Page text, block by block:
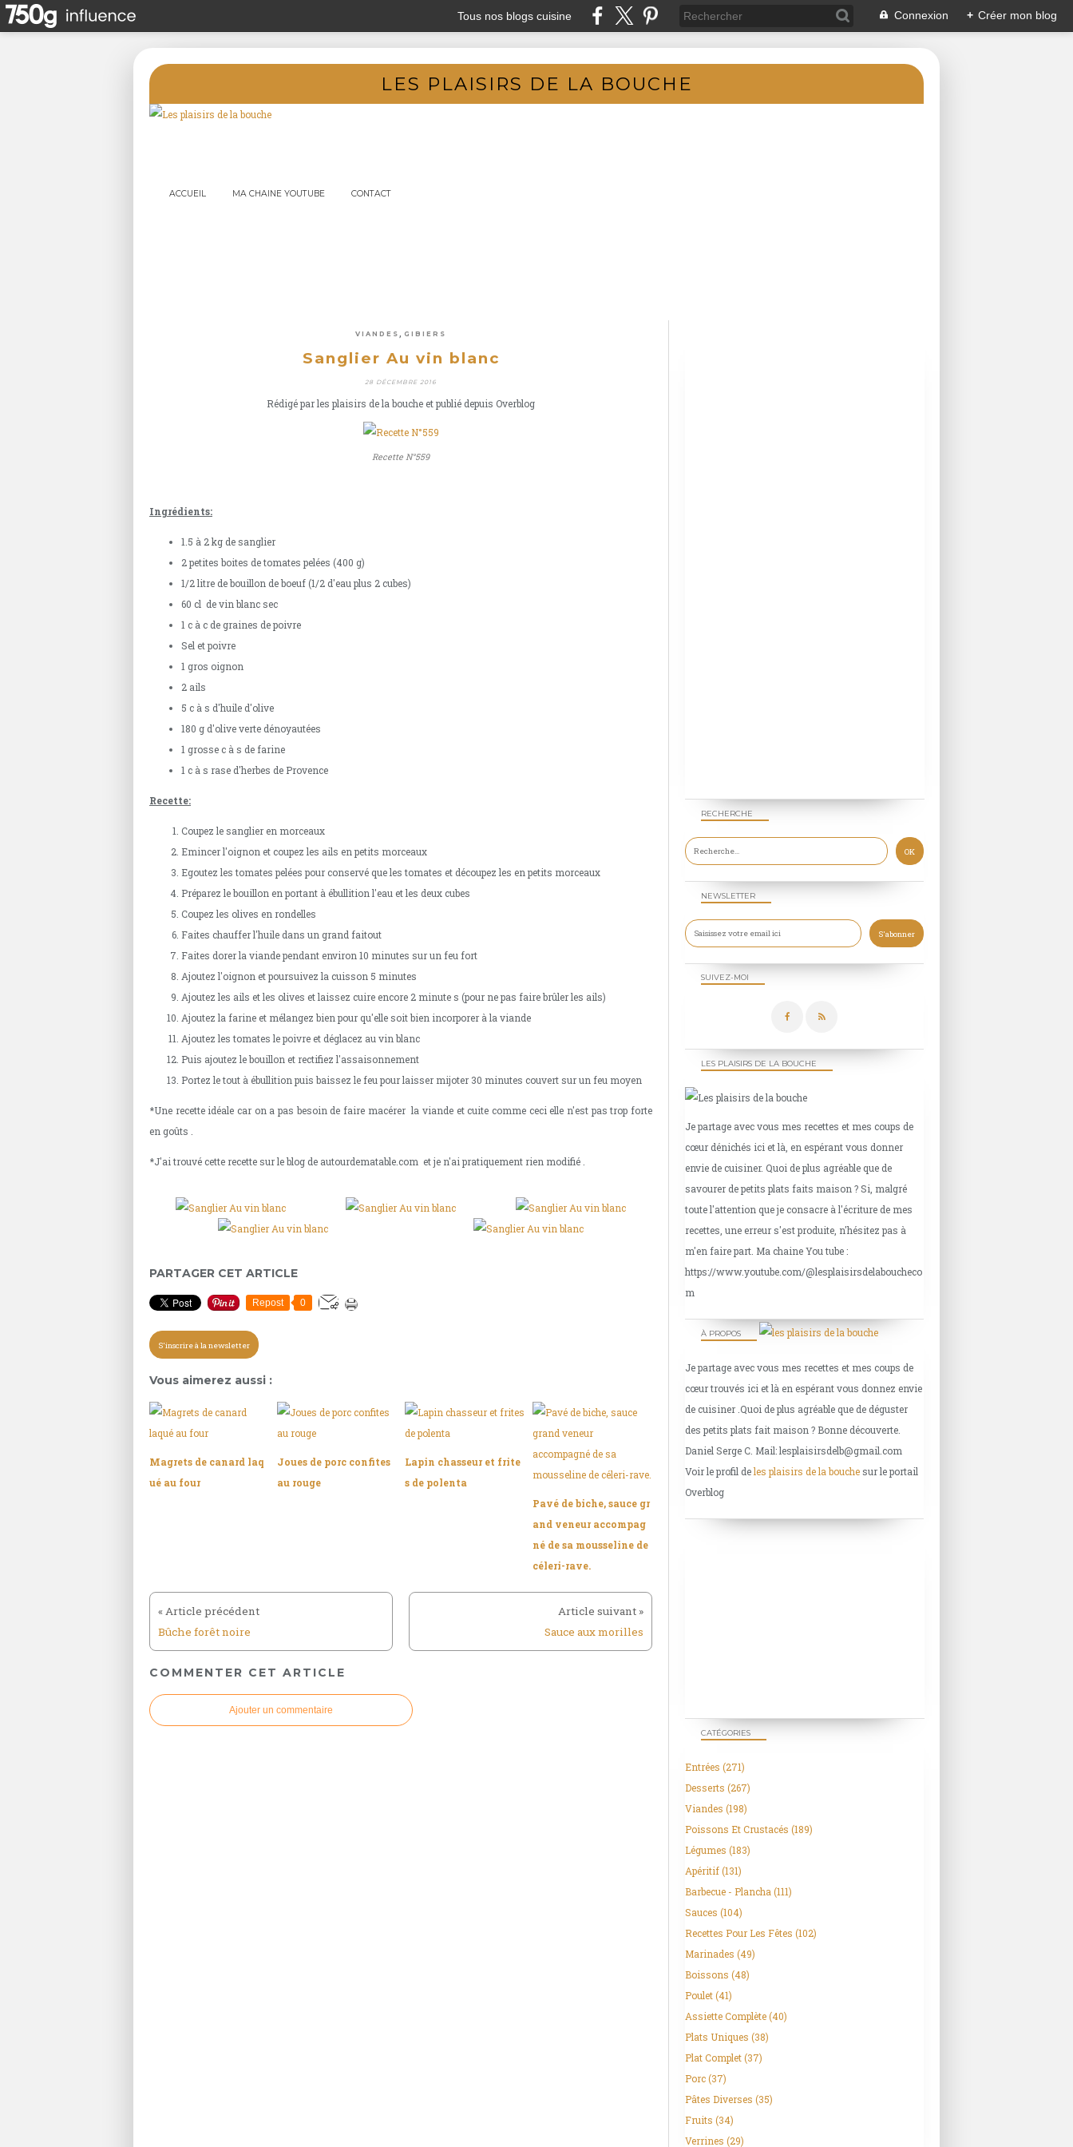
Tous nos blogs cuisine Connexion + Créer mon blog
LES PLAISIRS DE LA BOUCHE
ACCUEIL MA CHAINE YOUTUBE CONTACT
VIANDES GIBIERS
Sanglier Au vin blanc
28 DÉCEMBRE 2016
Rédigé par les plaisirs de la bouche et publié depuis Overblog
Recette N°559
Ingrédients:
1.5 à 2 kg de sanglier
2 petites boites de tomates pelées (400 g)
1/2 litre de bouillon de boeuf (1/2 d'eau plus 2 cubes)
60 cl de vin blanc sec
1 c à c de graines de poivre
Sel et poivre
1 gros oignon
2 ails
5 c à s d'huile d'olive
180 g d'olive verte dénoyautées
1 grosse c à s de farine
1 c à s rase d'herbes de Provence
Recette:
Coupez le sanglier en morceaux
Emincer l'oignon et coupez les ails en petits morceaux
Egoutez les tomates pelées pour conservé que les tomates et découpez les en petits morceaux
Préparez le bouillon en portant à ébullition l'eau et les deux cubes
Coupez les olives en rondelles
Faites chauffer l'huile dans un grand faitout
Faites dorer la viande pendant environ 10 minutes sur un feu fort
Ajoutez l'oignon et poursuivez la cuisson 5 minutes
Ajoutez les ails et les olives et laissez cuire encore 2 minute s (pour ne pas faire brûler les ails)
Ajoutez la farine et mélangez bien pour qu'elle soit bien incorporer à la viande
Ajoutez les tomates le poivre et déglacez au vin blanc
Puis ajoutez le bouillon et rectifiez l'assaisonnement
Portez le tout à ébullition puis baissez le feu pour laisser mijoter 30 minutes couvert sur un feu moyen
*Une recette idéale car on a pas besoin de faire macérer la viande et cuite comme ceci elle n'est pas trop forte
en goûts .
*J'ai trouvé cette recette sur le blog de autourdematable.com et je n'ai pratiquement rien modifié .
PARTAGER CET ARTICLE
Repost 0
S'inscrire à la newsletter
Vous aimerez aussi :
Magrets de canard laq
ué au four
Joues de porc confites
au rouge
Lapin chasseur et frite
s de polenta
Pavé de biche, sauce gr
and veneur accompag
né de sa mousseline de
céleri-rave.
Bûche forêt noire Sauce aux morilles
COMMENTER CET ARTICLE
Ajouter un commentaire
NEWSLETTER
SUIVEZ-MOI
RECHERCHE
LES PLAISIRS DE LA BOUCHE
Je partage avec vous mes recettes et mes coups de
cœur dénichés ici et là, en espérant vous donner
envie de cuisiner. Quoi de plus agréable que de
savourer de petits plats faits maison ? Si, malgré
toute l'attention que je consacre à l'écriture de mes
recettes, une erreur s'est produite, n'hésitez pas à
m'en faire part. Ma chaine You tube :
https://www.youtube.com/@lesplaisirsdelaboucheco
m
À PROPOS
Je partage avec vous mes recettes et mes coups de
cœur trouvés ici et là en espérant vous donnez envie
de cuisiner .Quoi de plus agréable que de déguster
des petits plats fait maison ? Bonne découverte.
Daniel Serge C. Mail: lesplaisirsdelb@gmail.com
Voir le profil deles plaisirs de la bouchesur le portail
Overblog
CATÉGORIES
Entrées (271)
Desserts (267)
Viandes (198)
Poissons Et Crustacés (189)
Légumes (183)
Apéritif(131)
Barbecue - Plancha (111)
Sauces (104)
Recettes Pour Les Fêtes (102)
Marinades (49)
Boissons (48)
Poulet(41)
Assiette Complète(40)
Plats Uniques (38)
Plat Complet(37)
Porc(37)
Pâtes Diverses (35)
Fruits (34)
Verrines (29)